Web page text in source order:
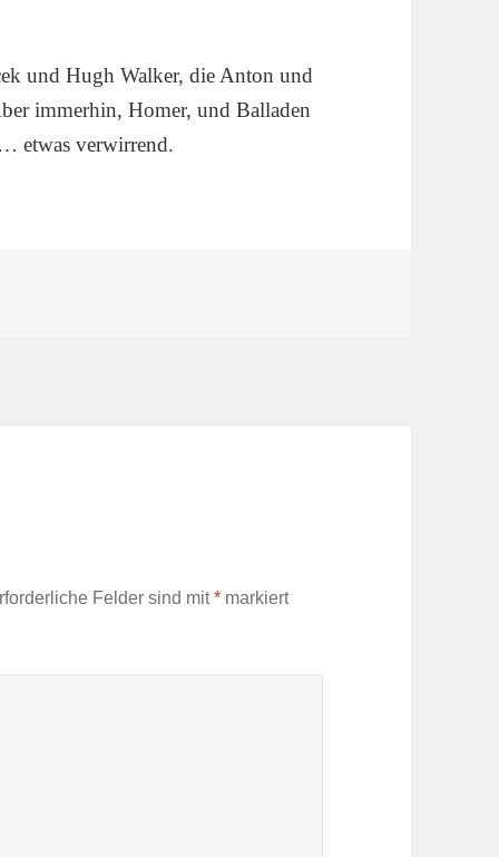
und Hugh Walker, die Anton und
immerhin, Homer, und Balladen
etwas verwirrend.
Felder sind mit* markiert